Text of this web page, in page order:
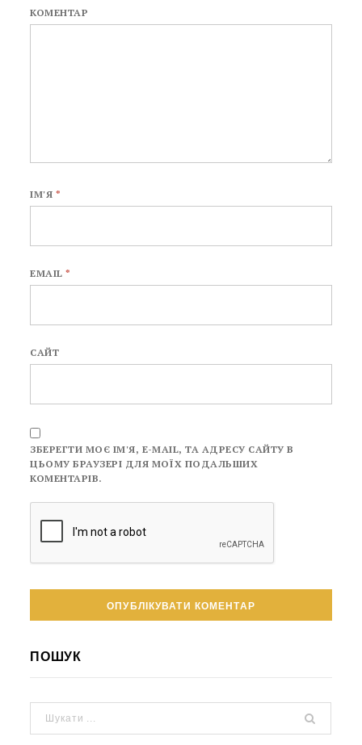
КОМЕНТАР
ІМ'Я *
EMAIL*
САЙТ
ЗБЕРЕГТИ МОЄ ІМ'Я, E-MAIL, ТА АДРЕСУ САЙТУ В
ЦЬОМУ БРАУЗЕРІ ДЛЯ МОЇХ ПОДАЛЬШИХ
КОМЕНТАРІВ.
ПОШУК